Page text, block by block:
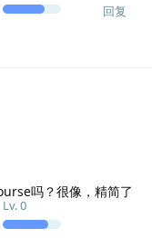
回复
Lv.0
吗？很像，精简了